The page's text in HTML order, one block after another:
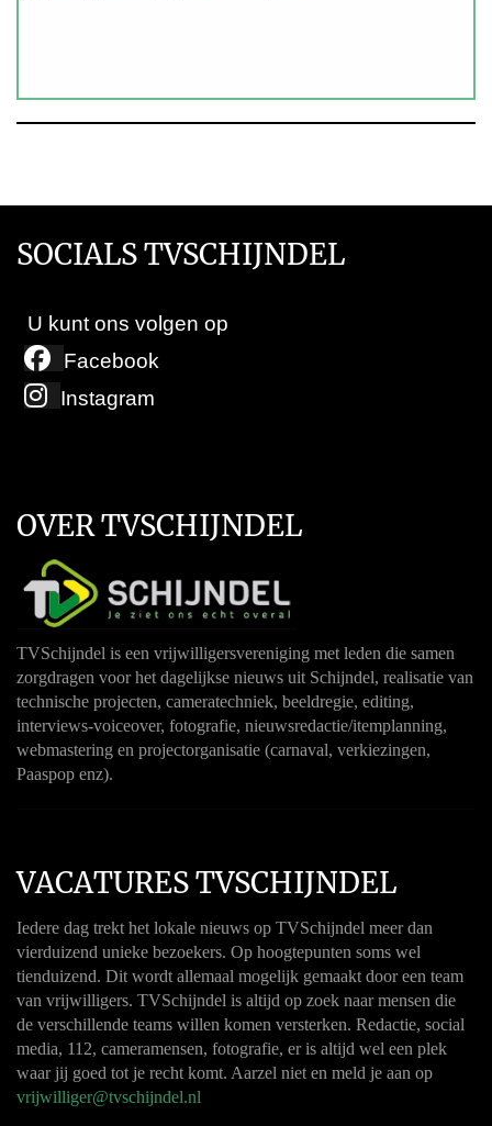
SOCIALS TVSCHIJNDEL
U kunt ons volgen op
Facebook
Instagram
OVER TVSCHIJNDEL
TVSchijndel is een vrijwilligersvereniging met leden die samen
zorgdragen voor het dagelijkse nieuws uit Schijndel, realisatie van
technische projecten, cameratechniek, beeldregie, editing,
interviews-voiceover, fotografie, nieuwsredactie/itemplanning,
webmastering en projectorganisatie (carnaval, verkiezingen,
Paaspop enz).
VACATURES TVSCHIJNDEL
Iedere dag trekt het lokale nieuws op TVSchijndel meer dan
vierduizend unieke bezoekers. Op hoogtepunten soms wel
tienduizend. Dit wordt allemaal mogelijk gemaakt door een team
van vrijwilligers. TVSchijndel is altijd op zoek naar mensen die
de verschillende teams willen komen versterken. Redactie, social
media, 112, cameramensen, fotografie, er is altijd wel een plek
waar jij goed tot je recht komt. Aarzel niet en meld je aan op
vrijwilliger@tvschijndel.nl